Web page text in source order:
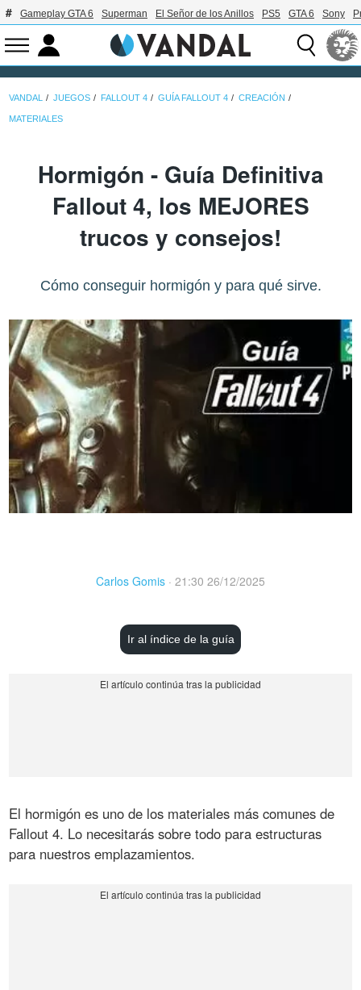
Gameplay GTA 6 Superman El Señor de los Anillos PS5 GTA 6 Sony
VANDAL JUEGOS FALLOUT 4 GUÍA FALLOUT 4 CREACIÓN
MATERIALES
Hormigón - Guía Definitiva
Fallout 4, los MEJORES
trucos y consejos!
Cómo conseguir hormigón y para qué sirve.
Carlos Gomis · 21:30 26/12/2025
Ir al índice de la guía
El hormigón es uno de los materiales más comunes de
Fallout 4. Lo necesitarás sobre todo para estructuras
para nuestros emplazamientos.